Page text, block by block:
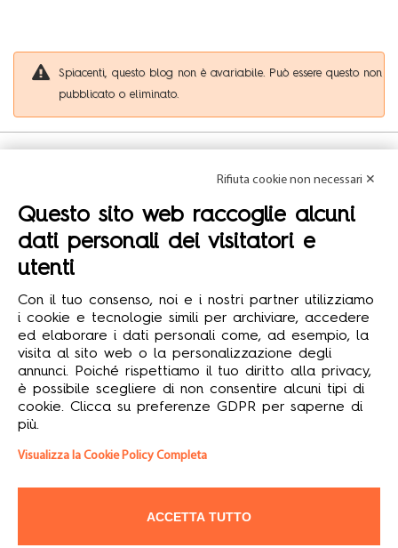
Spiacenti, questo blog non è avariabile. Può essere questo non
pubblicato o eliminato.

Informazioni
Account
Mondo Formula12 
© 2026 Formula12 S.r.l.
Soggetta dir. coord. Assist Group S.r.l. - Sede legale: via
Conti 7, 42020 San Polo d’Enza (RE) - Capitale sociale i.v.
€ 10.000,00 - Partita IVA, Codice Fiscale e N. Registro
Imprese: 02788950356 - Tutti i diritti riservati.
di copyright 2025 riservati esclusivamente a Formula12 S.r.l. Con
Rifiuta cookie non necessari ✕
Questo sito web raccoglie alcuni
dati personali dei visitatori e
utenti
Con il tuo consenso, noi e i nostri partner utilizziamo
i cookie e tecnologie simili per archiviare, accedere
ed elaborare i dati personali come, ad esempio, la
visita al sito web o la personalizzazione degli
annunci. Poiché rispettiamo il tuo diritto alla privacy,
è possibile scegliere di non consentire alcuni tipi di
cookie. Clicca su preferenze GDPR per saperne di
più.
Visualizza la Cookie Policy Completa
ACCETTA TUTTO